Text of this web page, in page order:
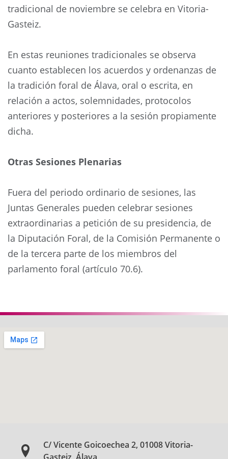
tradicional de noviembre se celebra en Vitoria-
Gasteiz.
En estas reuniones tradicionales se observa
cuanto establecen los acuerdos y ordenanzas de
la tradición foral de Álava, oral o escrita, en
relación a actos, solemnidades, protocolos
anteriores y posteriores a la sesión propiamente
dicha.
Otras Sesiones Plenarias
Fuera del periodo ordinario de sesiones, las
Juntas Generales pueden celebrar sesiones
extraordinarias a petición de su presidencia, de
la Diputación Foral, de la Comisión Permanente o
de la tercera parte de los miembros del
parlamento foral (artículo 70.6).
C/ Vicente Goicoechea 2, 01008 Vitoria-
Gasteiz, Álava